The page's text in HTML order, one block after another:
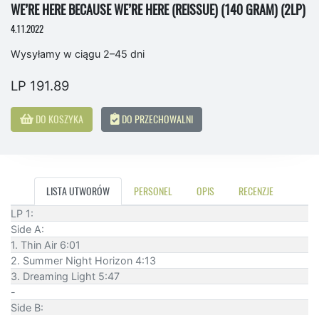
WE’RE HERE BECAUSE WE’RE HERE (REISSUE) (140 GRAM) (2LP)
4.11.2022
Wysyłamy w ciągu 2–45 dni
LP 191.89
DO KOSZYKA DO PRZECHOWALNI
LISTA UTWORÓW PERSONEL OPIS RECENZJE
LP 1:
Side A:
1. Thin Air 6:01
2. Summer Night Horizon 4:13
3. Dreaming Light 5:47
-
Side B: